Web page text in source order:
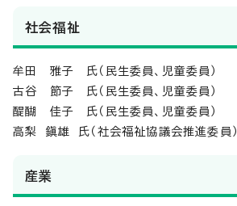
社会福祉
牟田 雅子 氏（民生委員、児童委員）
古谷 節子 氏（民生委員、児童委員）
醍醐 佳子 氏（民生委員、児童委員）
高梨 鎭雄 氏（社会福祉協議会推進委員）
産業